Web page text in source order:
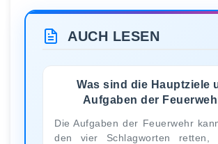
AUCH LESEN
Was sind die Hauptziele
Aufgaben der
Die Aufgaben der Feuerwehr
den vier Schlagworten retten,